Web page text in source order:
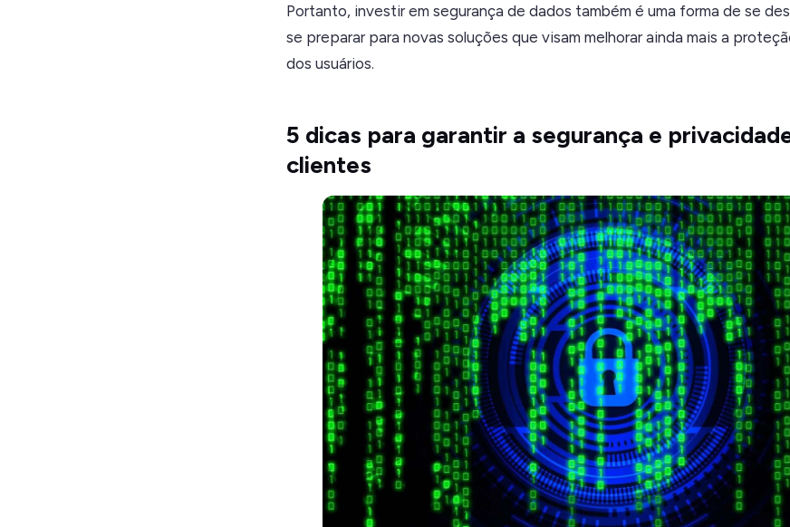
Portanto, investir em segurança de dados também é uma forma de se
se preparar para novas soluções que visam melhorar ainda mais a
dos usuários.
5 dicas para garantir a segurança e
clientes